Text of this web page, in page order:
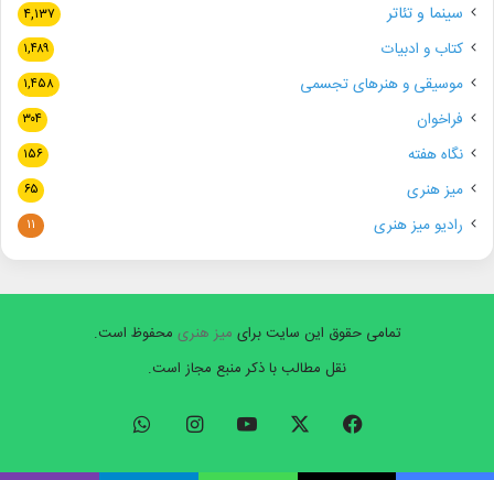
سینما و تئاتر ۴,۱۳۷
کتاب و ادبیات ۱,۴۸۹
موسیقی و هنرهای تجسمی ۱,۴۵۸
فراخوان ۳۰۴
نگاه هفته ۱۵۶
میز هنری ۶۵
رادیو میز هنری ۱۱
تمامی حقوق این سایت برای میز هنری محفوظ است.
نقل مطالب با ذکر منبع مجاز است.
فیسبوک ایکس یوتیوب اینستاگرام